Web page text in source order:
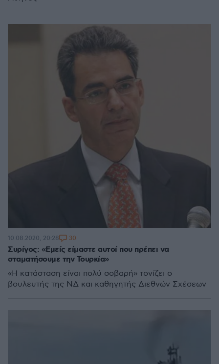
Συρίγος: «Εμείς είμαστε αυτοί που πρέπει να
σταματήσουμε την Τουρκία»
«Η κατάσταση είναι πολύ σοβαρή» τονίζει ο
βουλευτής της ΝΔ και καθηγητής Διεθνών Σχέσεων
10.08.2020, 20:28 30